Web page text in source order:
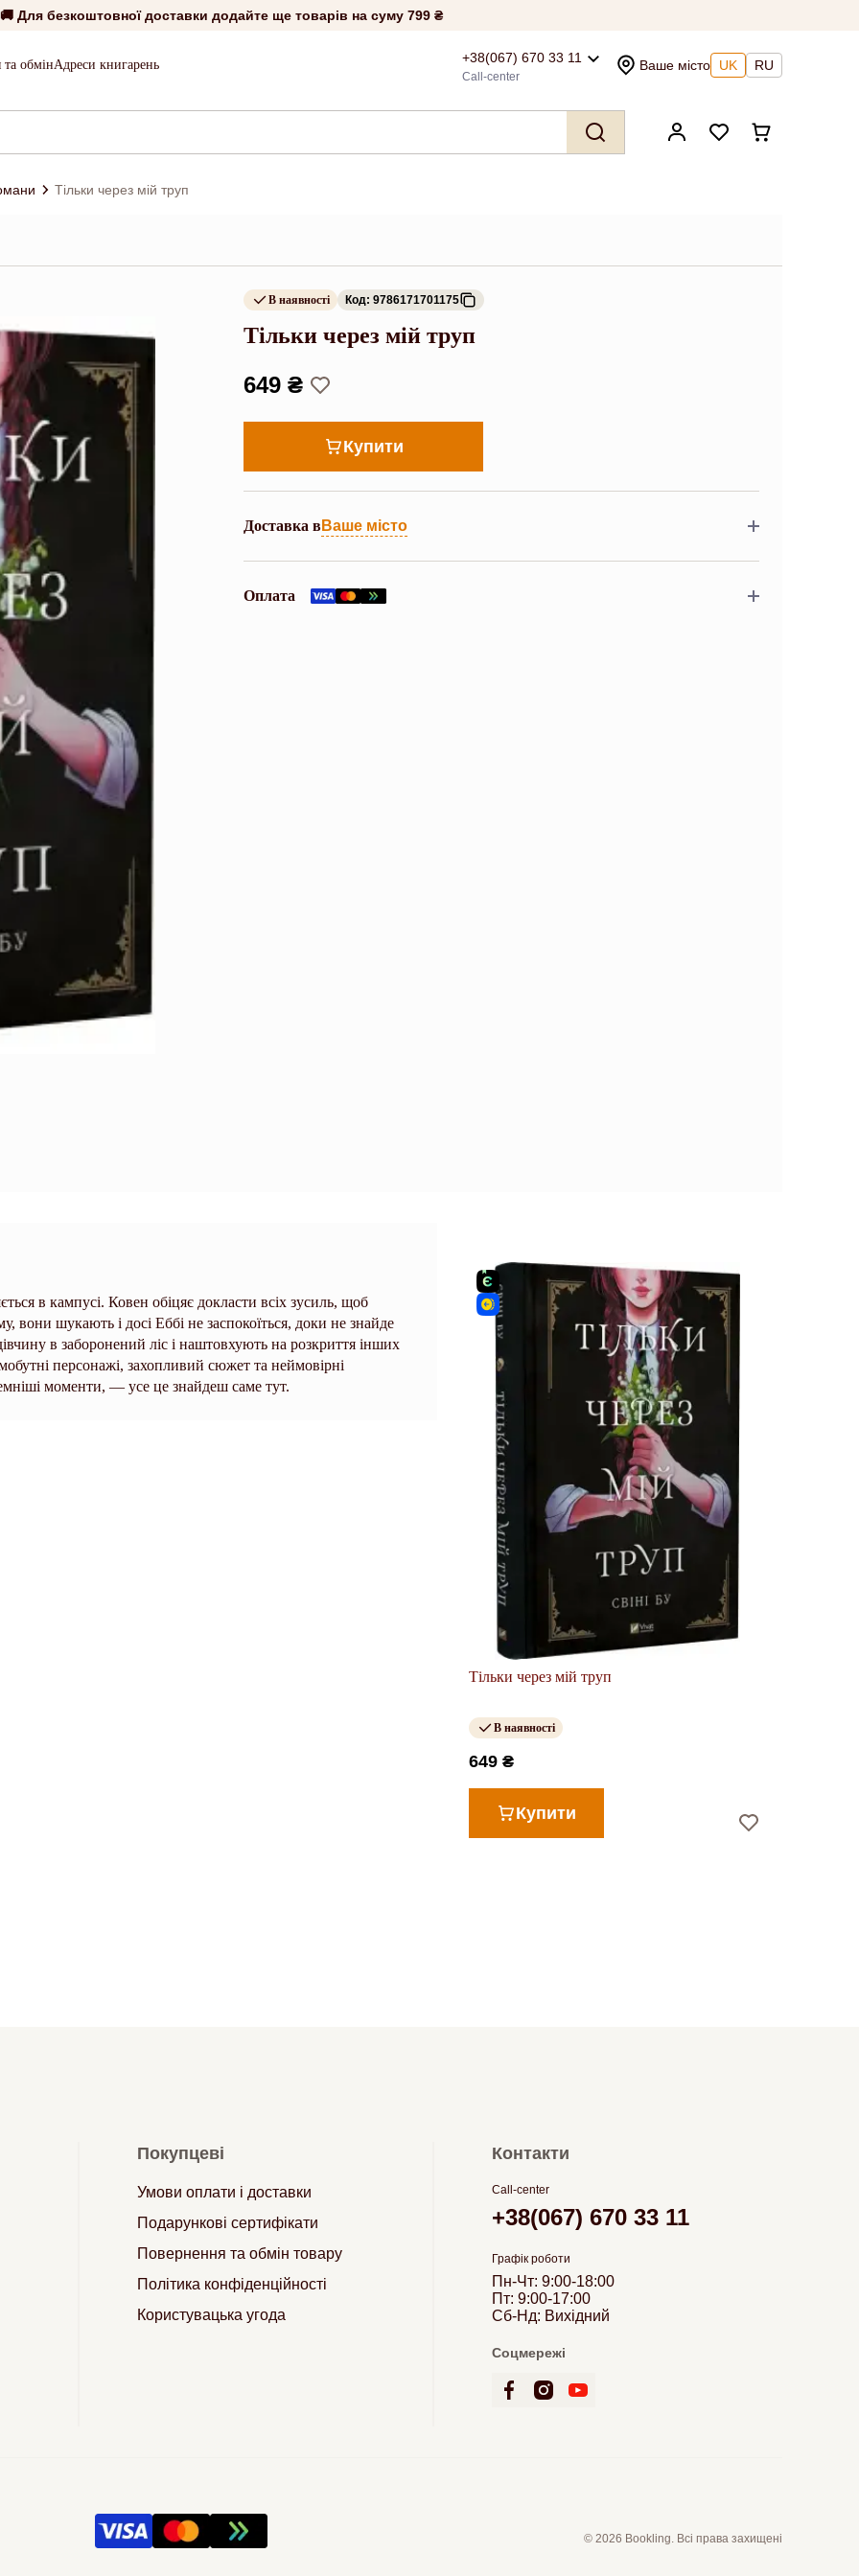
🚚 Для безкоштовної доставки додайте ще товарів на суму 799 ₴
обмінАдреси книгарень +38(067) 670 33 11
Call-center
Ваше місто UK RU
Тільки через мій труп
В наявності Код: 9786171701175
Тільки через мій труп
649 ₴
Купити
Доставка вВаше місто
Оплата
в кампусі. Ковен обіцяє докласти всіх зусиль, щоб
вони шукають і досі Еббі не заспокоїться, доки не знайде
в заборонений ліс і наштовхують на розкриття інших
персонажі, захопливий сюжет та неймовірні
моменти, — усе це знайдеш саме тут.
Тільки через мій труп
В наявності
649 ₴
Купити
Покупцеві
Умови оплати і доставки
Подарункові сертифікати
Повернення та обмін товару
Політика конфіденційності
Користувацька угода
Контакти
Call-center
+38(067) 670 33 11
Графік роботи
Пн-Чт: 9:00-18:00
Пт: 9:00-17:00
Сб-Нд: Вихідний
Соцмережі
© 2026 Bookling. Всі права захищені